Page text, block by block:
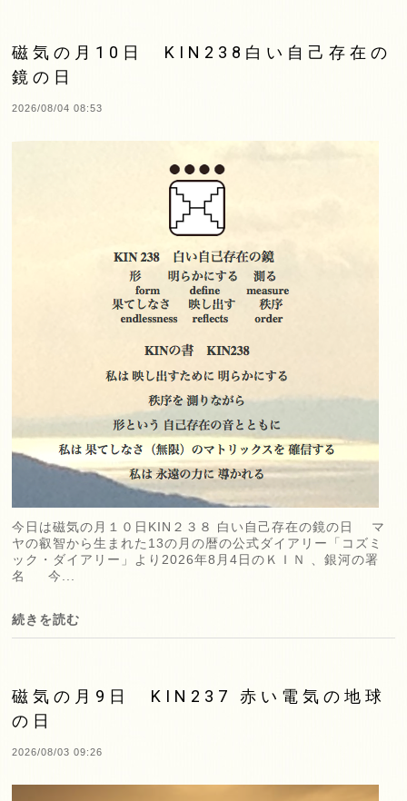
磁気の月10日 KIN238白い自己存在の
鏡の日
2026/08/04 08:53
今日は磁気の月１０日KIN２３８ 白い自己存在の鏡の日 マ
ヤの叡智から生まれた13の月の暦の公式ダイアリー「コズミ
ック・ダイアリー」より2026年8月4日のＫＩＮ 、銀河の署
名 今...
続きを読む
磁気の月9日 KIN237 赤い電気の地球
の日
2026/08/03 09:26